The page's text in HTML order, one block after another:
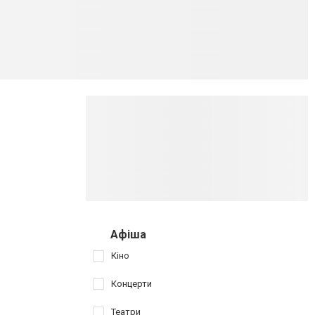
Афіша
Кіно
Концерти
Театри